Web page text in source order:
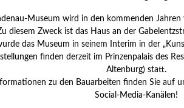
Museum wird in den kommenden
diesem Zweck ist das Haus an der
das Museum in seinem Interim in der
finden derzeit im Prinzenpalais des
Altenburg) statt.
zu den Bauarbeiten finden Sie auf
Social-Media-Kanälen!